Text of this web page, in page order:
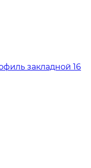
закладной 16